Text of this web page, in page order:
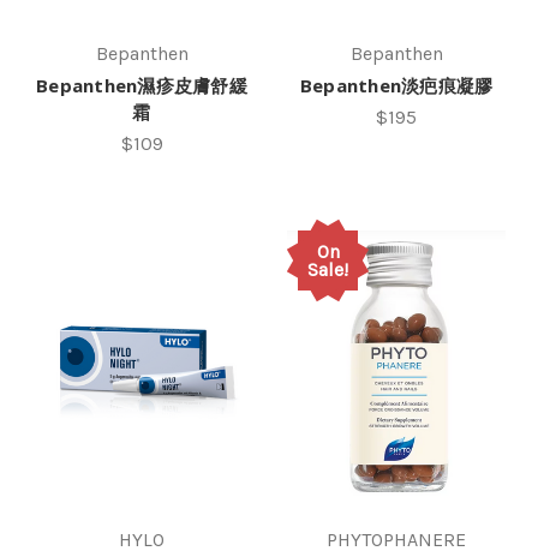
Bepanthen
Bepanthen濕疹皮膚舒緩
霜
$109
Bepanthen
Bepanthen淡疤痕凝膠
$195
HYLO
On
Sale!
PHYTOPHANERE